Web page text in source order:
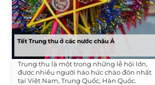
Tết Trung thu ở các nước châu Á
Trung thu là một trong những lễ hội lớn,
được nhiều người háo hức chào đón nhất
tại Việt Nam, Trung Quốc, Hàn Quốc.